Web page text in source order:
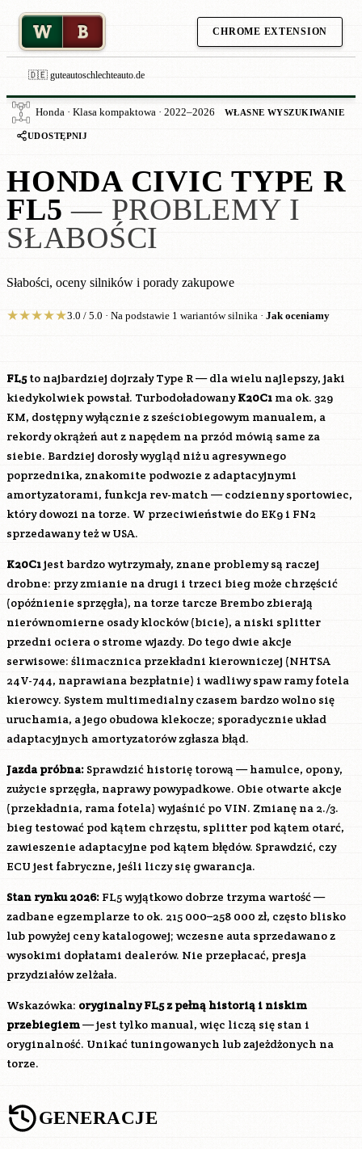
W B CHROME EXTENSION
🇩🇪 guteautoschlechteauto.de
Honda · Klasa kompaktowa · 2022–2026 WŁASNE WYSZUKIWANIE
UDOSTĘPNIJ
HONDA CIVIC TYPE R
FL5 — PROBLEMY I
SŁABOŚCI
Słabości, oceny silników i porady zakupowe
★★★★★3.0 / 5.0 · Na podstawie 1 wariantów silnika · Jak oceniamy
FL5to najbardziej dojrzały Type R — dla wielu najlepszy, jaki
kiedykolwiek powstał. TurbodoładowanyK20C1 ma ok. 329
KM, dostępny wyłącznie z sześciobiegowym manualem, a
rekordy okrążeń aut z napędem na przód mówią same za
siebie. Bardziej dorosły wygląd niż u agresywnego
poprzednika, znakomite podwozie z adaptacyjnymi
amortyzatorami, funkcja rev-match — codzienny sportowiec,
który dowozi na torze. W przeciwieństwie do EK9 i FN2
sprzedawany też w USA.
K20C1jest bardzo wytrzymały, znane problemy są raczej
drobne: przy zmianie na drugi i trzeci bieg może chrzęścić
(opóźnienie sprzęgła), na torze tarcze Brembo zbierają
nierównomierne osady klocków (bicie), a niski splitter
przedni ociera o strome wjazdy. Do tego dwie akcje
serwisowe: ślimacznica przekładni kierowniczej (NHTSA
24V-744, naprawiana bezpłatnie) i wadliwy spaw ramy fotela
kierowcy. System multimedialny czasem bardzo wolno się
uruchamia, a jego obudowa klekocze; sporadycznie układ
adaptacyjnych amortyzatorów zgłasza błąd.
Jazda próbna: Sprawdzić historię torową — hamulce, opony,
zużycie sprzęgła, naprawy powypadkowe. Obie otwarte akcje
(przekładnia, rama fotela) wyjaśnić po VIN. Zmianę na 2./3.
bieg testować pod kątem chrzęstu, splitter pod kątem otarć,
zawieszenie adaptacyjne pod kątem błędów. Sprawdzić, czy
ECU jest fabryczne, jeśli liczy się gwarancja.
Stan rynku 2026: FL5 wyjątkowo dobrze trzyma wartość —
zadbane egzemplarze to ok. 215 000–258 000 zł, często blisko
lub powyżej ceny katalogowej; wczesne auta sprzedawano z
wysokimi dopłatami dealerów. Nie przepłacać, presja
przydziałów zelżała.
Wskazówka: oryginalny FL5 z pełną historią i niskim
przebiegiem— jest tylko manual, więc liczą się stan i
oryginalność. Unikać tuningowanych lub zajeżdżonych na
torze.
GENERACJE